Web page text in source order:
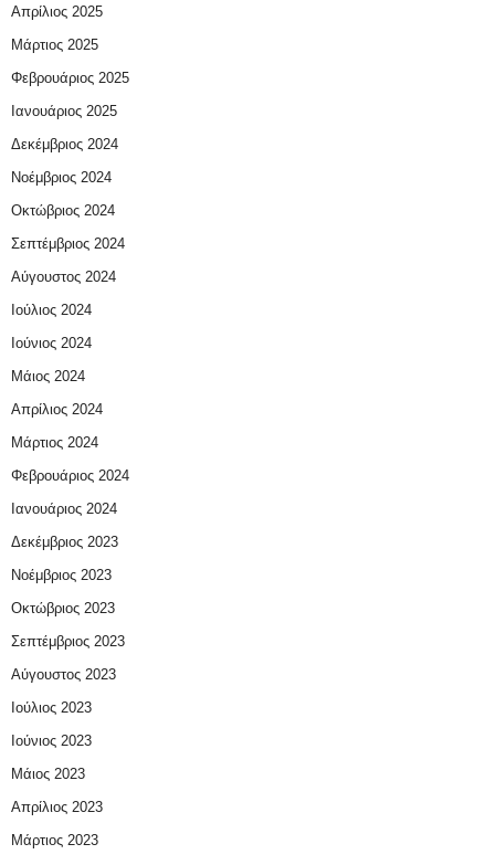
Απρίλιος 2025
Μάρτιος 2025
Φεβρουάριος 2025
Ιανουάριος 2025
Δεκέμβριος 2024
Νοέμβριος 2024
Οκτώβριος 2024
Σεπτέμβριος 2024
Αύγουστος 2024
Ιούλιος 2024
Ιούνιος 2024
Μάιος 2024
Απρίλιος 2024
Μάρτιος 2024
Φεβρουάριος 2024
Ιανουάριος 2024
Δεκέμβριος 2023
Νοέμβριος 2023
Οκτώβριος 2023
Σεπτέμβριος 2023
Αύγουστος 2023
Ιούλιος 2023
Ιούνιος 2023
Μάιος 2023
Απρίλιος 2023
Μάρτιος 2023